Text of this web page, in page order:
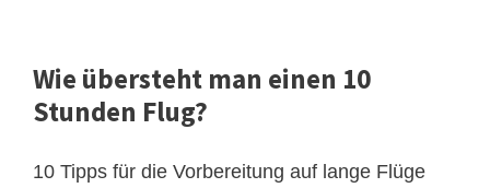
Wie übersteht man einen 10
Stunden Flug?
10 Tipps für die Vorbereitung auf lange Flüge